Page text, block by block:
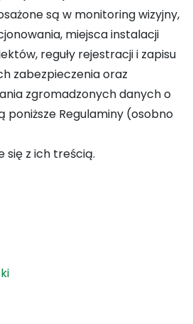
są w monitoring wizyjny,
miejsca instalacji
reguły rejestracji i zapisu
zabezpieczenia oraz
zgromadzonych danych o
poniższe Regulaminy (osobno
się z ich treścią.